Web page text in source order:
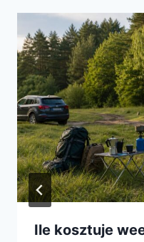
Ile kosztuje